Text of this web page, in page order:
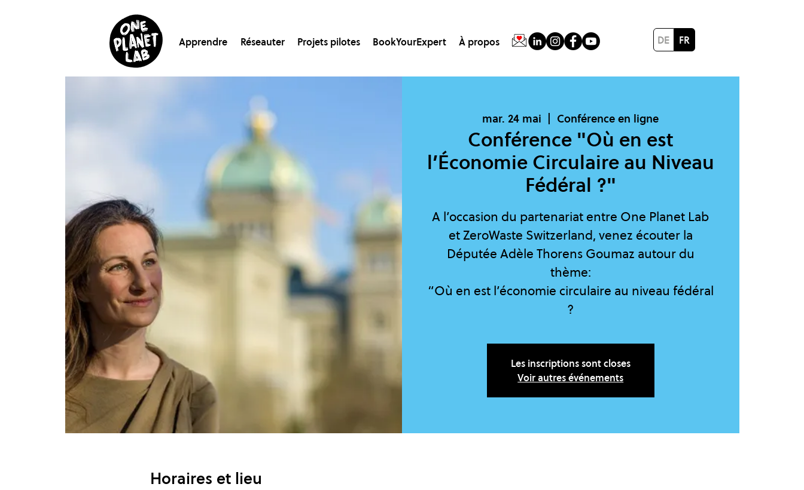
Apprendre Réseauter Projets pilotes BookYourExpert À propos DE FR
mar. 24 mai Conférence en ligne
Conférence "Où en est
l’Économie Circulaire au Niveau
Fédéral ?"
A l’occasion du partenariat entre One Planet Lab
et ZeroWaste Switzerland, venez écouter la
Députée Adèle Thorens Goumaz autour du
thème:
“Où en est l’économie circulaire au niveau fédéral
?
Les inscriptions sont closes
Voir autres événements
Horaires et lieu